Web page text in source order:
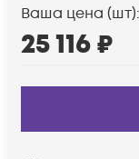
Ваша цена (шт):
25 116₽